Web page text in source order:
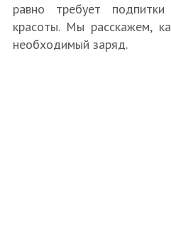
равно требует
красоты. Мы расскажем,
необходимый заряд.